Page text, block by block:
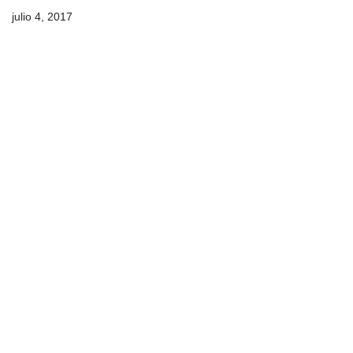
julio 4, 2017